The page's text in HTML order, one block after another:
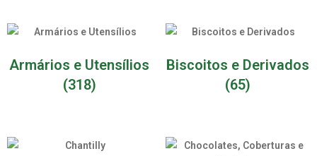
Armários e Utensílios
(318)
Biscoitos e Derivados
(65)